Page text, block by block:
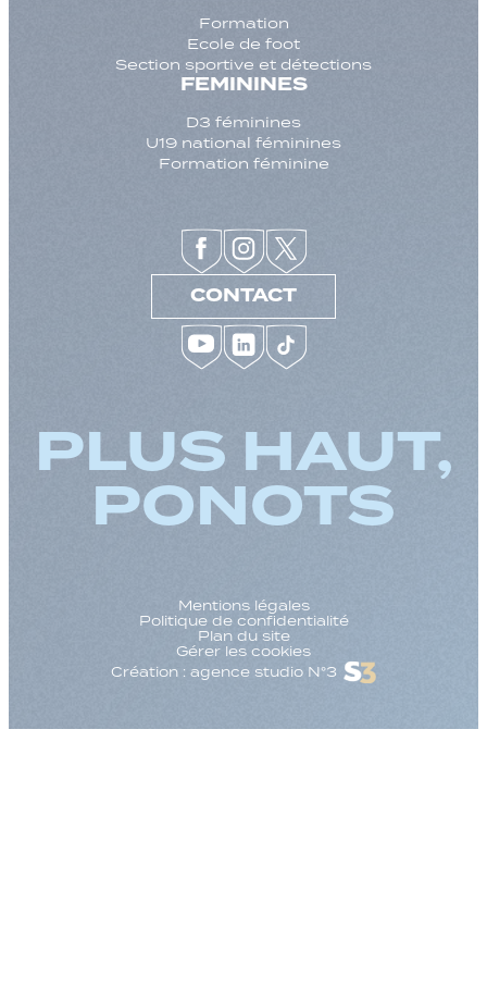
Formation
Ecole de foot
Section sportive et détections
FEMININES
D3 féminines
U19 national féminines
Formation féminine
CONTACT
PLUS HAUT,
PONOTS
Mentions légales
Politique de confidentialité
Plan du site
Gérer les cookies
Création : agence studio N°3